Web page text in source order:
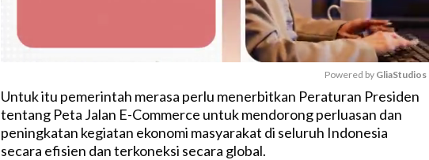
M
u
Powered by GliaStudios
Untuk itu pemerintah merasa perlu menerbitkan Peraturan Presiden
tentang Peta Jalan E-Commerce untuk mendorong perluasan dan
peningkatan kegiatan ekonomi masyarakat di seluruh Indonesia
secara efisien dan terkoneksi secara global.